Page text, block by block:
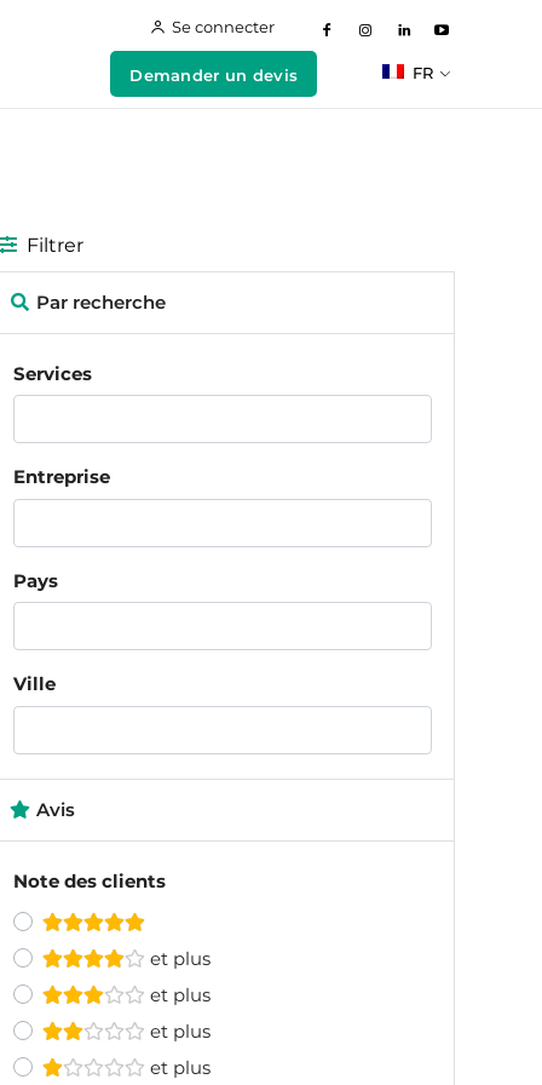
Se connecter
Demander un devis FR
Filtrer
Par recherche
Services
Entreprise
Pays
Ville
Avis
Note des clients
et plus
et plus
et plus
et plus